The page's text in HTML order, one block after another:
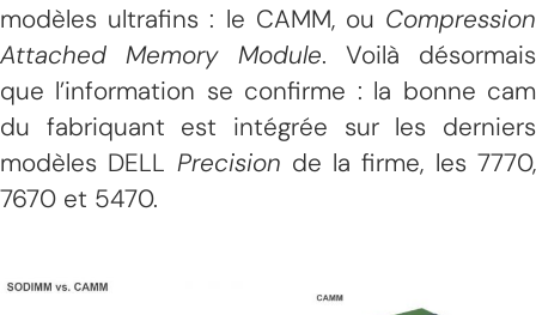
modèles ultrafins : le CAMM, ou Compression
Attached Memory Module. Voilà désormais
que l’information se confirme : la bonne cam
du fabriquant est intégrée sur les derniers
modèles DELL Precision de la firme, les 7770,
7670 et 5470.